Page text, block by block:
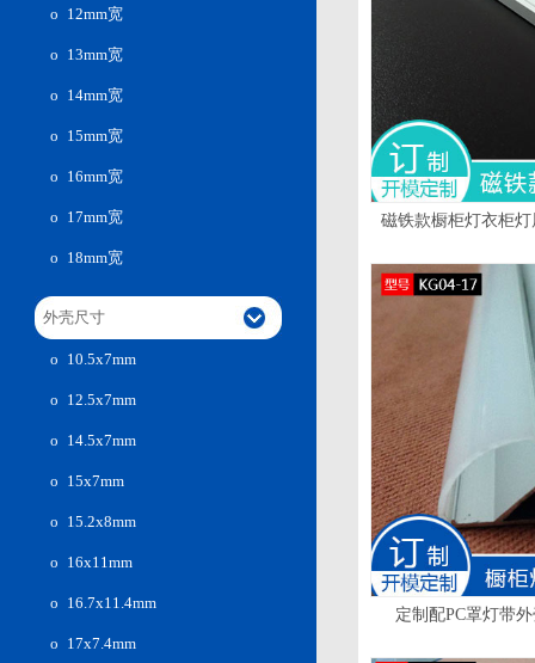
ο 12mm宽
ο 13mm宽
ο 14mm宽
ο 15mm宽
ο 16mm宽
ο 17mm宽
ο 18mm宽
外壳尺寸
ο 10.5x7mm
ο 12.5x7mm
ο 14.5x7mm
ο 15x7mm
ο 15.2x8mm
ο 16x11mm
ο 16.7x11.4mm
ο 17x7.4mm
磁铁款橱柜灯衣柜
定制配PC罩灯带